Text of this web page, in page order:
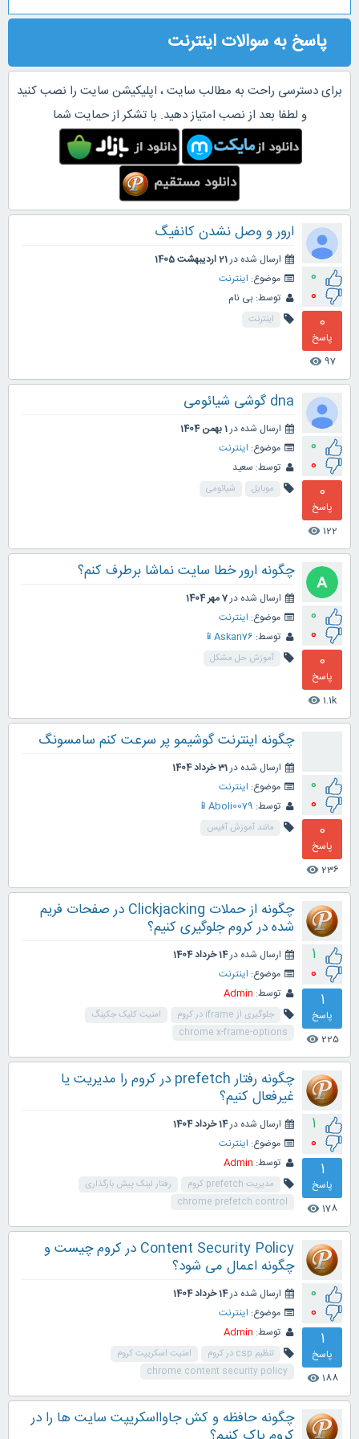
پاسخ به سوالات اینترنت
برای دسترسی راحت به مطالب سایت ، اپلیکیشن سایت را نصب کنید
و لطفا بعد از نصب امتیاز دهید. با تشکر از حمایت شما
0
0
0
پاسخ
97
visibility
ارور و وصل نشدن کانفیگ
ارسال شده در21 اردیبهشت 1405
موضوع: اینترنت
توسط: بی نام
اینترنت
0
0
0
پاسخ
122
visibility
dna گوشی شیائومی
ارسال شده در1 بهمن 1404
موضوع: اینترنت
توسط: سعید
موبایل شیائومی
0
0
0
پاسخ
1.1k
visibility
چگونه ارور خطا سایت نماشا برطرف کنم؟
ارسال شده در7 مهر 1404
موضوع: اینترنت
توسط: Askan76📱
آموزش حل مشکل
0
0
0
پاسخ
236
visibility
چگونه اینترنت گوشیمو پر سرعت کنم سامسونگ
ارسال شده در31 خرداد 1404
موضوع: اینترنت
توسط: Aboli0079📱
مانند آموزش آفیس
1
0
1
پاسخ
225
visibility
چگونه از حملات Clickjacking در صفحات فریم
شده در کروم جلوگیری کنیم؟
ارسال شده در14 خرداد 1404
موضوع: اینترنت
توسط: Admin
جلوگیری از iframe در کروم
امنیت کلیک جکینگ
chrome x-frame-options
1
0
1
پاسخ
178
visibility
چگونه رفتار prefetch در کروم را مدیریت یا
غیرفعال کنیم؟
ارسال شده در14 خرداد 1404
موضوع: اینترنت
توسط: Admin
مدیریت prefetch کروم
رفتار لینک پیش بارگذاری
chrome prefetch control
0
0
1
پاسخ
188
visibility
Content Security Policy در کروم چیست و
چگونه اعمال می شود؟
ارسال شده در14 خرداد 1404
موضوع: اینترنت
توسط: Admin
تنظیم csp در کروم
امنیت اسکریپت کروم
chrome content security policy
چگونه حافظه و کش جاوااسکریپت سایت ها را در